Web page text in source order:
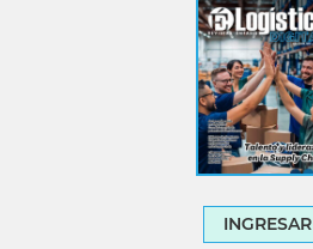
INGRESAR